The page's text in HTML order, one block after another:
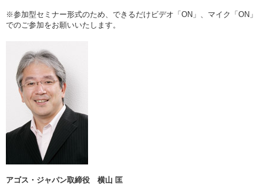
※参加型セミナー形式のため、できるだけビデオ「ON」、マイク「ON」
でのご参加をお願いいたします。
アゴス・ジャパン取締役 横山 匡